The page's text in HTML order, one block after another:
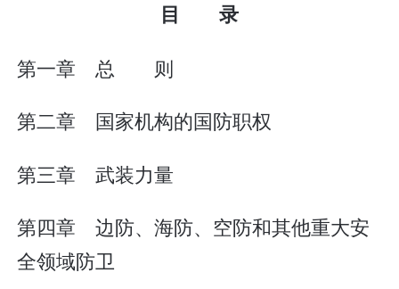
目 录
第一章 总 则
第二章 国家机构的国防职权
第三章 武装力量
第四章 边防、海防、空防和其他重大安
全领域防卫